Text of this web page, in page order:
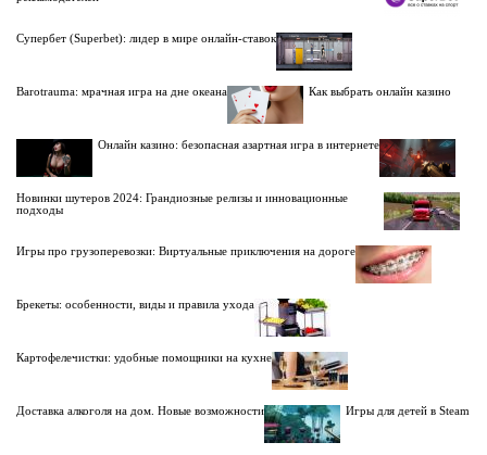
Супербет (Superbet): лидер в мире онлайн-ставок
Barotrauma: мрачная игра на дне океана Как выбрать онлайн казино
Онлайн казино: безопасная азартная игра в интернете
Новинки шутеров 2024: Грандиозные релизы и инновационные
подходы
Игры про грузоперевозки: Виртуальные приключения на дороге
Брекеты: особенности, виды и правила ухода
Картофелечистки: удобные помощники на кухне
Доставка алкоголя на дом. Новые возможности Игры для детей в Steam